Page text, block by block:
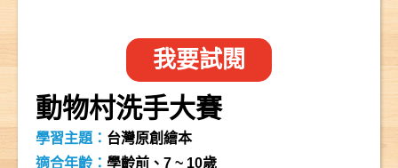
我要試閱
動物村洗手大賽
學習主題： 台灣原創繪本
適合年齡：學齡前、7 ~ 10歲